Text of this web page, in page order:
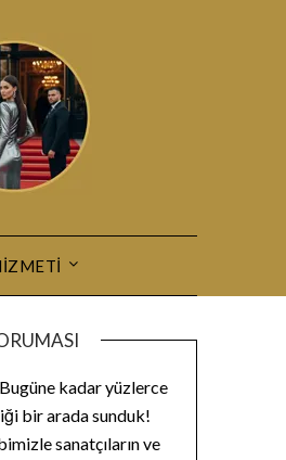
kadar yüzlerce
bir arada sunduk!
sanatçıların ve